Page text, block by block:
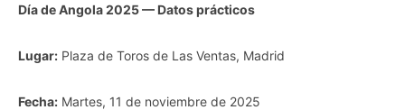
Día de Angola 2025 — Datos prácticos
Lugar: Plaza de Toros de Las Ventas, Madrid
Fecha: Martes, 11 de noviembre de 2025